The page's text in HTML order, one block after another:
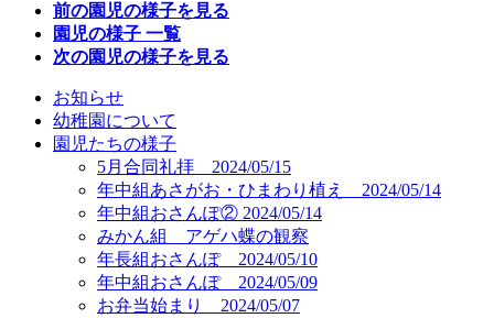
前の園児の様子を見る
園児の様子 一覧
次の園児の様子を見る
お知らせ
幼稚園について
園児たちの様子
5月合同礼拝 2024/05/15
年中組あさがお・ひまわり植え 2024/05/14
年中組おさんぽ② 2024/05/14
みかん組 アゲハ蝶の観察
年長組おさんぽ 2024/05/10
年中組おさんぽ 2024/05/09
お弁当始まり 2024/05/07